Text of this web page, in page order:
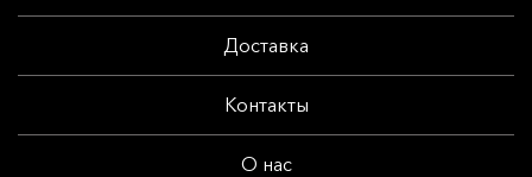
Доставка
Контакты
О нас